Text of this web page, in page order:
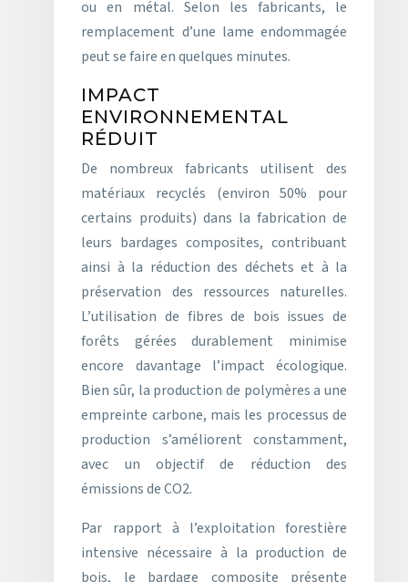
ou en métal. Selon les fabricants, le
remplacement d’une lame endommagée
peut se faire en quelques minutes.
IMPACT
ENVIRONNEMENTAL
RÉDUIT
De nombreux fabricants utilisent des
matériaux recyclés (environ 50% pour
certains produits) dans la fabrication de
leurs bardages composites, contribuant
ainsi à la réduction des déchets et à la
préservation des ressources naturelles.
L’utilisation de fibres de bois issues de
forêts gérées durablement minimise
encore davantage l’impact écologique.
Bien sûr, la production de polymères a une
empreinte carbone, mais les processus de
production s’améliorent constamment,
avec un objectif de réduction des
émissions de CO2.
Par rapport à l’exploitation forestière
intensive nécessaire à la production de
bois, le bardage composite présente